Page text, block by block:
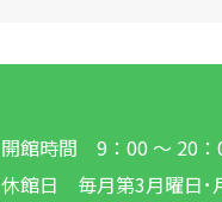
開館時間 9：00 ～ 20：
休館日 毎月第3月曜日･